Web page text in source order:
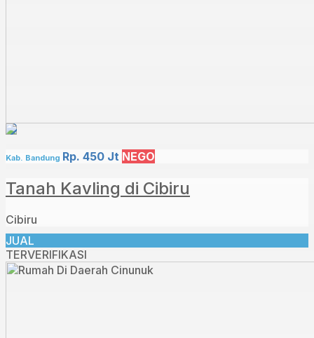
Kab. Bandung Rp. 450 Jt NEGO
Tanah Kavling di Cibiru
Cibiru
JUAL
TERVERIFIKASI